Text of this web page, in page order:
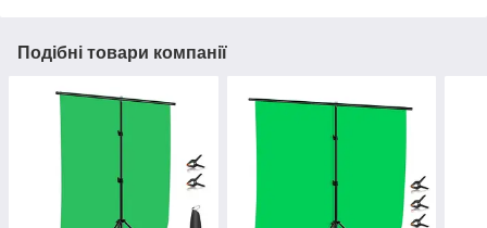
Подібні товари компанії